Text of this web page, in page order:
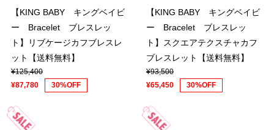
【KING BABY キングベイビ
ー Bracelet ブレスレッ
ト】リブケージカフブレスレ
ット【送料無料】
¥125,400
¥87,780
30%OFF
【KING BABY キングベイビ
ー Bracelet ブレスレッ
ト】スクエアテクスチャカフ
ブレスレット【送料無料】
¥93,500
¥65,450
30%OFF